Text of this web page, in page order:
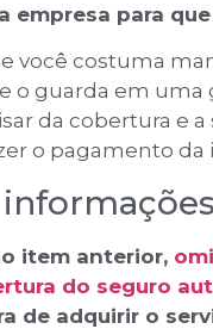
empresa para
você costuma
o guarda em uma
da cobertura e
o pagamento da
item anterior,
do seguro
de adquirir o